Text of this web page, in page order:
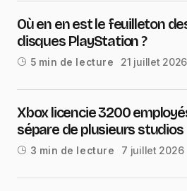
Où en en est le feuilleton
disques PlayStation ?
5 min de lecture 21 juillet 2026
Xbox licencie 3200
sépare de plusieurs studios
3 min de lecture 7 juillet 2026